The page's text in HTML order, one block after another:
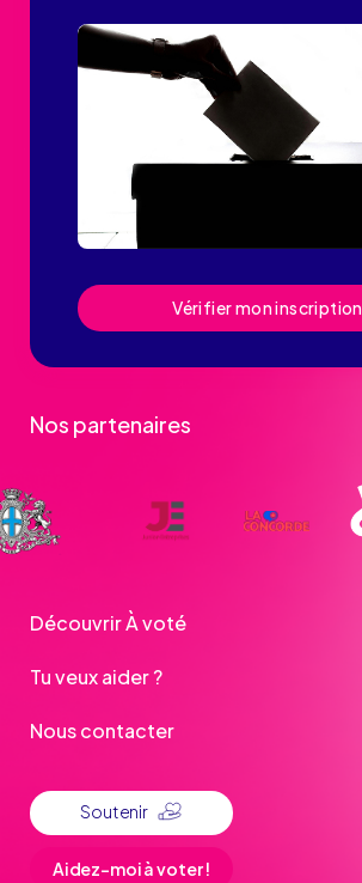
Vérifier mon inscription
Nos partenaires
Découvrir À voté
Tu veux aider ?
Nous contacter
Soutenir
Aidez-moi à voter !